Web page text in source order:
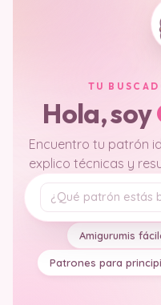
TU
Hola, soy
Encuentro tu patrón
explico técnicas y
Tu pregunta
Amigurumis
Patrones para